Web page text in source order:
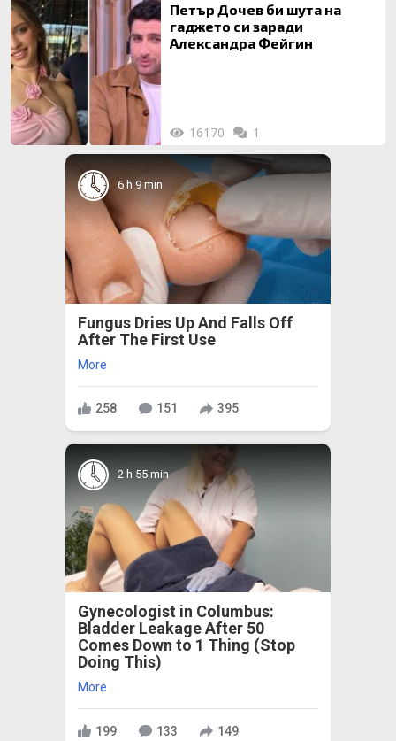
Петър Дочев би шута на
гаджето си заради
Александра Фейгин
16170 1
6 h 9 min
Fungus Dries Up And Falls Off
After The First Use
More
258 151 395
2 h 55 min
Gynecologist in Columbus:
Bladder Leakage After 50
Comes Down to 1 Thing (Stop
Doing This)
More
199 133 149